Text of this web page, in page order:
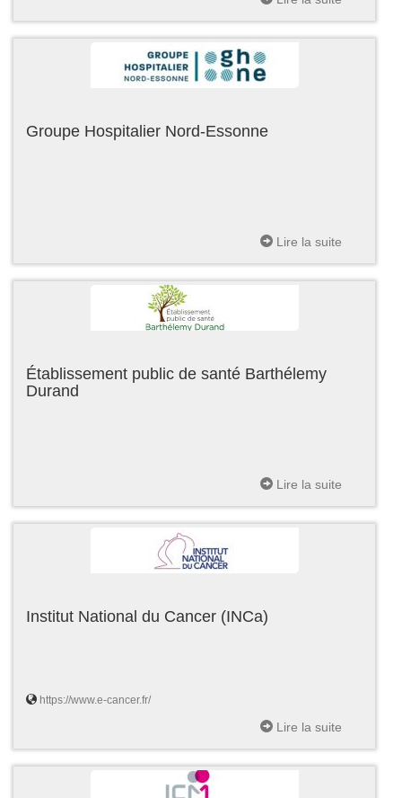
Groupe Hospitalier Nord-Essonne
Lire la suite
Établissement public de santé Barthélemy
Durand
Lire la suite
Institut National du Cancer (INCa)
https://www.e-cancer.fr/
Lire la suite